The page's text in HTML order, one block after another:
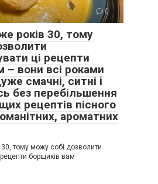
0
років 30, тому
ці рецепти
– вони всі роками
смачні, ситні і
без перебільшення
рецептів пісного
ароматних
тому можу собі дозволити
борщиків вам